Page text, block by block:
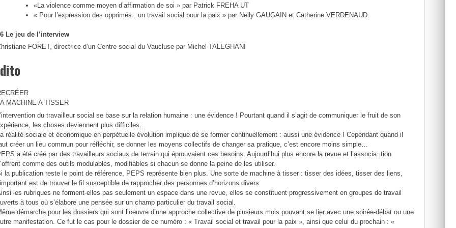
«La violence comme moyen d’affirmation de soi » par Patrick FREHA UT
« Pour l’expression des opprimés : un travail social pour la paix » par Nelly GAUGAIN et Catherine VERDENAUD.
Le jeu de l’interview
FORET, directrice d’un Centre social du Vaucluse par Michel TALEGHANI
MACHINE A TISSER
du travailleur social se base sur la relation humaine : une évidence ! Pourtant quand il s’agit de communiquer le fruit de son
les choses deviennent plus difficiles…
réalité sociale et économique en perpétuelle évolution implique de se former continuellement : aussi une évidence ! Cependant quand il
créer un lieu commun pour réfléchir, se donner les moyens collectifs de changer sa pratique, c’est encore moins simple…
a été créé par des travailleurs sociaux de terrain qui éprouvaient ces besoins. Aujourd’hui plus encore la revue et l’associa¬tion
comme des outils modulables, modifiables si chacun se donne la peine de les utiliser.
la publication reste le point de référence, PEPS représente bien plus. Une sorte de machine à tisser : tisser des idées, tisser des liens,
est de trouver le fil susceptible de rapprocher des personnes d’horizons divers.
les rubriques ne forment-elles pas seulement un espace dans une revue, elles se constituent progressivement en groupes de travail
à tous où s’élabore une pensée sur un champ particulier du travail social.
démarche pour les dossiers qui sont l’oeuvre d’une approche collective de plusieurs mois pouvant se lier avec une soirée-débat ou une
manifestation. Ce fut le cas pour le dossier de ce numéro : « Travail social et travail pour la paix », ainsi que celui du prochain : «